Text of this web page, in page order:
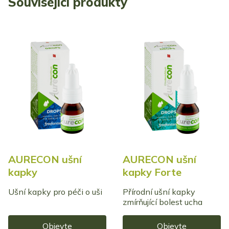
AURECON ušní
kapky
Ušní kapky pro péči o uši
Objevte
AURECON ušní
kapky Forte
Přírodní ušní kapky
zmírňující bolest ucha
Objevte